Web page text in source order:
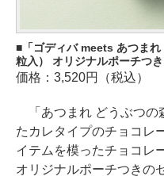
「ゴディバ meets あつま
粒入） オリジナルポーチつき
価格：3,520円（税込）
「あつまれ どうぶつの
たカレタイプのチョコレ
イテムを模ったチョコレ
オリジナルポーチつきの